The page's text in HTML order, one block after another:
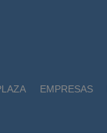
EMPRESAS